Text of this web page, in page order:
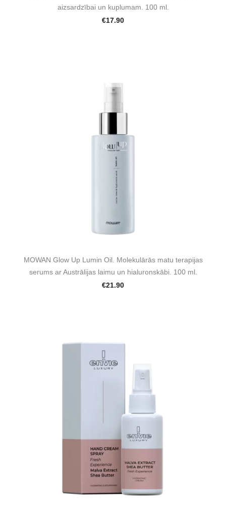
aizsardzībai un kuplumam. 100 ml.
€17.90
MOWAN Glow Up Lumin Oil. Molekulārās matu terapijas
serums ar Austrālijas laimu un hialuronskābi. 100 ml.
€21.90